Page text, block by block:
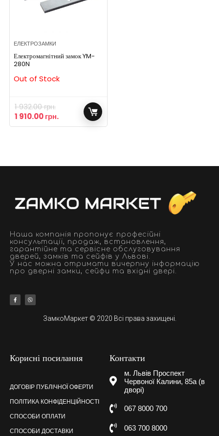
ЕЛЕКТРОЗАМКИ
Електромагнітний замок YM-
280N
Out of Stock
1 932.00грн.
1 910.00грн.
Наша компанія пропонує професійні
консультації, продаж, встановлення,
гарантійне та сервісне обслуговування
дверей, замків та сейфів у Львові.
У нас можна отримати вичерпну інформацію
про дверні замки, сейфи та вхідні двері.
ЗамкоМаркет © 2020 Всі права захищені.
Корисні посилання
ДОГОВІР ПУБЛІЧНОЇ ОФЕРТИ
ПОЛІТИКА КОНФІДЕНЦІЙНОСТІ
СПОСОБИ ОПЛАТИ
СПОСОБИ ДОСТАВКИ
Контакти
м. Львів Проспект
Червоної Калини, 85а (в
дворі)
067 8000 700
063 700 8000